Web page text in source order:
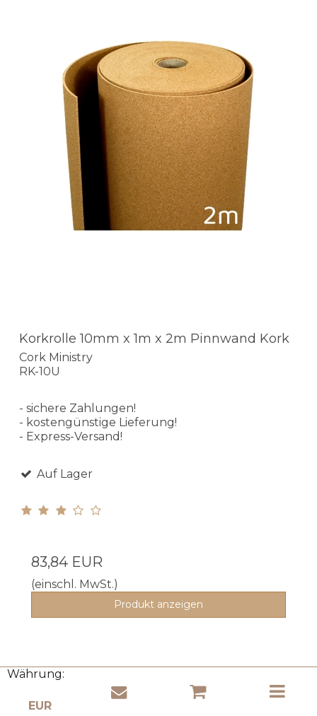
Währung:
Korkrolle 10mm x 1m x 2m Pinnwand Kork
Cork Ministry
RK-10U
- sichere Zahlungen!
- kostengünstige Lieferung!
- Express-Versand!
Auf Lager
83,84 EUR
(einschl. MwSt.)
Produkt anzeigen